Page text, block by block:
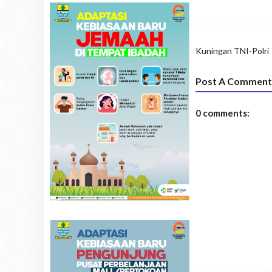
Kuningan TNI-Polri
Post A
0 comments: